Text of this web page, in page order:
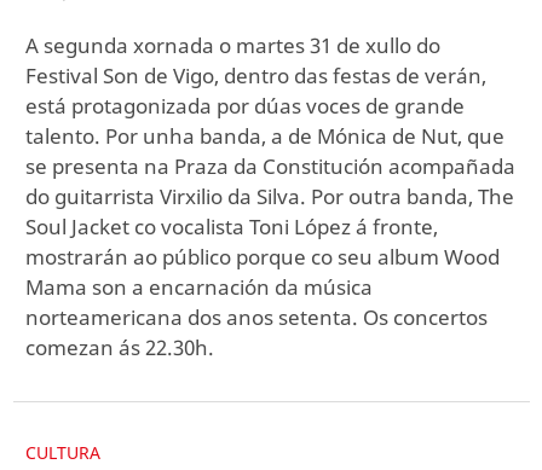
A segunda xornada o martes 31 de xullo do
Festival Son de Vigo, dentro das festas de verán,
está protagonizada por dúas voces de grande
talento. Por unha banda, a de Mónica de Nut, que
se presenta na Praza da Constitución acompañada
do guitarrista Virxilio da Silva. Por outra banda, The
Soul Jacket co vocalista Toni López á fronte,
mostrarán ao público porque co seu album Wood
Mama son a encarnación da música
norteamericana dos anos setenta. Os concertos
comezan ás 22.30h.
CULTURA